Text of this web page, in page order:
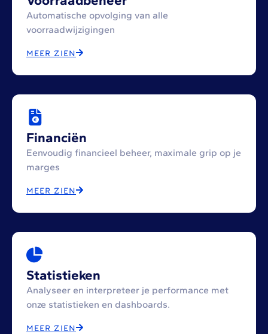
Automatische opvolging van alle
voorraadwijzigingen
MEER ZIEN
Financiën
Eenvoudig financieel beheer, maximale grip op je
marges
MEER ZIEN
Statistieken
Analyseer en interpreteer je performance met
onze statistieken en dashboards.
MEER ZIEN